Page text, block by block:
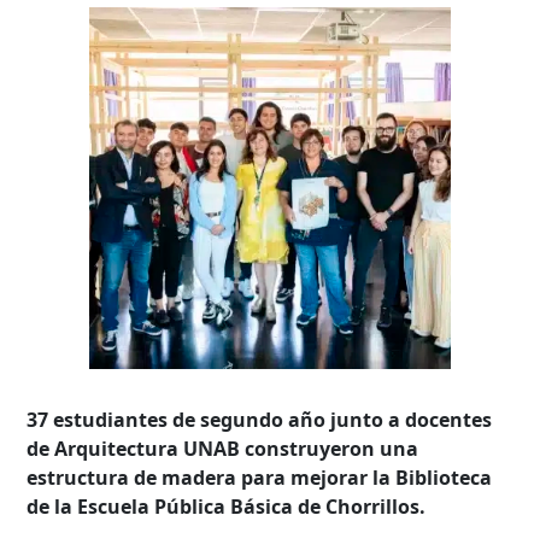
37 estudiantes de segundo año junto a docentes
de Arquitectura UNAB construyeron una
estructura de madera para mejorar la Biblioteca
de la Escuela Pública Básica de Chorrillos.